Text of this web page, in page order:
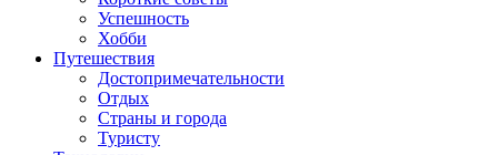
Успешность
Хобби
Путешествия
Достопримечательности
Отдых
Страны и города
Туристу